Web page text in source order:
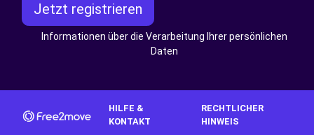
Jetzt registrieren
Informationen über die Verarbeitung Ihrer persönlichen
Daten
HILFE &
KONTAKT
RECHTLICHER
HINWEIS